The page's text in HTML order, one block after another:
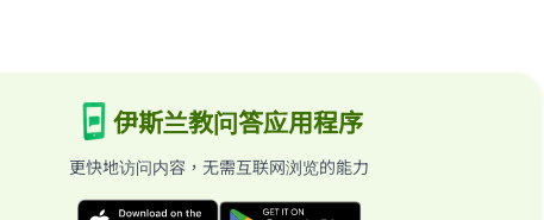
伊斯兰教问答应用程序
更快地访问内容，无需互联网浏览的能力